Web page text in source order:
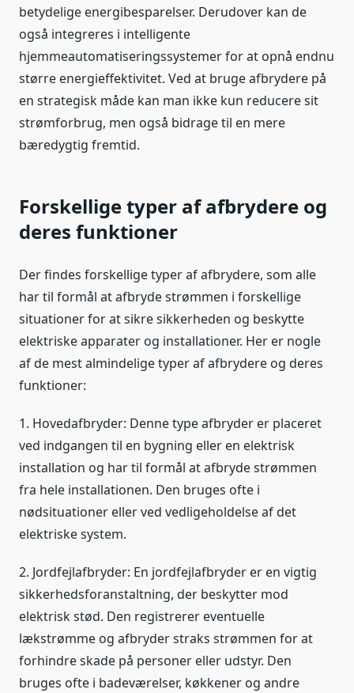
betydelige energibesparelser. Derudover kan de
også integreres i intelligente
hjemmeautomatiseringssystemer for at opnå endnu
større energieffektivitet. Ved at bruge afbrydere på
en strategisk måde kan man ikke kun reducere sit
strømforbrug, men også bidrage til en mere
bæredygtig fremtid.
Forskellige typer af afbrydere og
deres funktioner
Der findes forskellige typer af afbrydere, som alle
har til formål at afbryde strømmen i forskellige
situationer for at sikre sikkerheden og beskytte
elektriske apparater og installationer. Her er nogle
af de mest almindelige typer af afbrydere og deres
funktioner:
1. Hovedafbryder: Denne type afbryder er placeret
ved indgangen til en bygning eller en elektrisk
installation og har til formål at afbryde strømmen
fra hele installationen. Den bruges ofte i
nødsituationer eller ved vedligeholdelse af det
elektriske system.
2. Jordfejlafbryder: En jordfejlafbryder er en vigtig
sikkerhedsforanstaltning, der beskytter mod
elektrisk stød. Den registrerer eventuelle
lækstrømme og afbryder straks strømmen for at
forhindre skade på personer eller udstyr. Den
bruges ofte i badeværelser, køkkener og andre